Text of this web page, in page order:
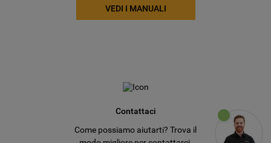
VEDI I MANUALI
Contattaci
Come possiamo aiutarti? Trova il